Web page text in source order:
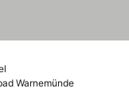
Warnemünde